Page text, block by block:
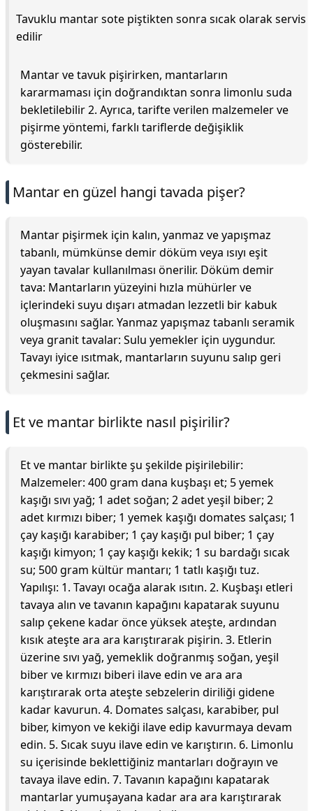
Tavuklu mantar sote piştikten sonra sıcak olarak servis
edilir
Mantar ve tavuk pişirirken, mantarların
kararmaması için doğrandıktan sonra limonlu suda
bekletilebilir 2. Ayrıca, tarifte verilen malzemeler ve
pişirme yöntemi, farklı tariflerde değişiklik
gösterebilir.
Mantar en güzel hangi tavada pişer?
Mantar pişirmek için kalın, yanmaz ve yapışmaz
tabanlı, mümkünse demir döküm veya ısıyı eşit
yayan tavalar kullanılması önerilir. Döküm demir
tava: Mantarların yüzeyini hızla mühürler ve
içlerindeki suyu dışarı atmadan lezzetli bir kabuk
oluşmasını sağlar. Yanmaz yapışmaz tabanlı seramik
veya granit tavalar: Sulu yemekler için uygundur.
Tavayı iyice ısıtmak, mantarların suyunu salıp geri
çekmesini sağlar.
Et ve mantar birlikte nasıl pişirilir?
Et ve mantar birlikte şu şekilde pişirilebilir:
Malzemeler: 400 gram dana kuşbaşı et; 5 yemek
kaşığı sıvı yağ; 1 adet soğan; 2 adet yeşil biber; 2
adet kırmızı biber; 1 yemek kaşığı domates salçası; 1
çay kaşığı karabiber; 1 çay kaşığı pul biber; 1 çay
kaşığı kimyon; 1 çay kaşığı kekik; 1 su bardağı sıcak
su; 500 gram kültür mantarı; 1 tatlı kaşığı tuz.
Yapılışı: 1. Tavayı ocağa alarak ısıtın. 2. Kuşbaşı etleri
tavaya alın ve tavanın kapağını kapatarak suyunu
salıp çekene kadar önce yüksek ateşte, ardından
kısık ateşte ara ara karıştırarak pişirin. 3. Etlerin
üzerine sıvı yağ, yemeklik doğranmış soğan, yeşil
biber ve kırmızı biberi ilave edin ve ara ara
karıştırarak orta ateşte sebzelerin diriliği gidene
kadar kavurun. 4. Domates salçası, karabiber, pul
biber, kimyon ve kekiği ilave edip kavurmaya devam
edin. 5. Sıcak suyu ilave edin ve karıştırın. 6. Limonlu
su içerisinde beklettiğiniz mantarları doğrayın ve
tavaya ilave edin. 7. Tavanın kapağını kapatarak
mantarlar yumuşayana kadar ara ara karıştırarak